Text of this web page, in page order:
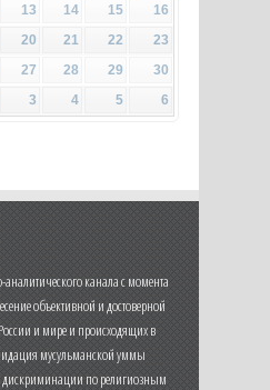
13 14 15
16
20 21 22
23
27 28 29
30
3 4 5 6
канала с момента
объективной и достоверной
и мире и происходящих в
мусульманской уммы
дискриминации по религиозным